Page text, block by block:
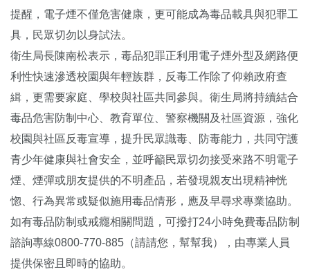
提醒，電子煙不僅危害健康，更可能成為毒品載具與犯罪工
具，民眾切勿以身試法。
衛生局長陳南松表示，毒品犯罪正利用電子煙外型及網路便
利性快速滲透校園與年輕族群，反毒工作除了仰賴政府查
緝，更需要家庭、學校與社區共同參與。衛生局將持續結合
毒品危害防制中心、教育單位、警察機關及社區資源，強化
校園與社區反毒宣導，提升民眾識毒、防毒能力，共同守護
青少年健康與社會安全，並呼籲民眾切勿接受來路不明電子
煙、煙彈或朋友提供的不明產品，若發現親友出現精神恍
惚、行為異常或疑似施用毒品情形，應及早尋求專業協助。
如有毒品防制或戒癮相關問題，可撥打24小時免費毒品防制
諮詢專線0800-770-885（請請您，幫幫我），由專業人員
提供保密且即時的協助。